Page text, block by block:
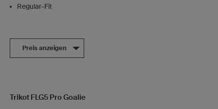
Regular-Fit
Preis anzeigen
Trikot FLG5 Pro Goalie